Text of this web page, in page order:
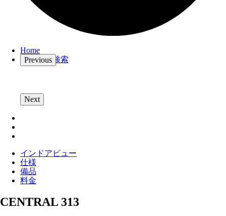
Home
スタジオ検索
Previous
Next
インドアビュー
仕様
備品
料金
CENTRAL 313